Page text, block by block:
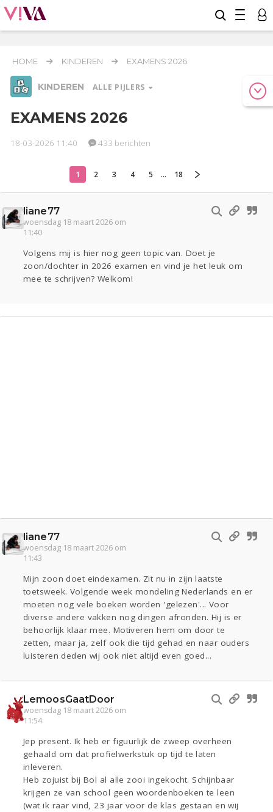
HOME KINDEREN EXAMENS 2026
KINDEREN ALLE PIJLERS
Relaties Werk & Studie Geld & Recht
Kinderen
Zwanger Psyche Thuis
Sport
Contact Viva zoekt
Aangeboden
Gevraagd
Horen
EXAMENS 2026
18-03-2026 11:40 433 berichten
1 2 3 4 5 ... 18
liane77
woensdag 18 maart 2026 om
11:40
Volgens mij is hier nog geen topic van. Doet je
zoon/dochter in 2026 examen en vind je het leuk om
mee te schrijven? Welkom!
liane77
woensdag 18 maart 2026 om
11:43
Mijn zoon doet eindexamen. Zit nu in zijn laatste
toetsweek. Volgende week mondeling Nederlands en er
moeten nog vele boeken worden 'gelezen'... Voor
diverse andere vakken nog dingen afronden. Hij is er
behoorlijk klaar mee. Motiveren hem om door te
zetten, maar ja, zelf ook die tijd gehad en naar ouders
luisteren deden wij ook niet altijd even goed...
LemoosGaatDoor
woensdag 18 maart 2026 om
11:54
Jep present. Ik heb er figuurlijk de zweep overheen
gehaald om dat profielwerkstuk op tijd te laten
inleveren.
Heb zojuist bij Bol al alle zooi ingekocht. Schijnbaar
krijgen ze van school geen woordenboeken te leen
(wat ik raar vind, 23 jaar voor de klas gestaan en wij